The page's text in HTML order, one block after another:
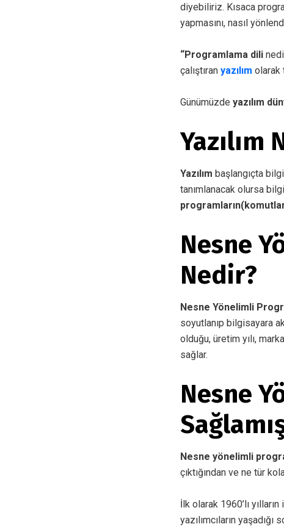
diyebiliriz. Kısaca
yapmasını, nasıl
“Programlama dili
çalıştıran yazılım olarak
Günümüzde yazılım
Yazılım
Yazılım başlangıçta
tanımlanacak olursa
Nesne
Nedir?
Nesne Yönelimli
soyutlanıp bilgisayara
olduğu, üretim yılı,
sağlar.
Nesne
Nesne yönelimli
çıktığından ve ne tür
İlk olarak 1960’lı
yazılımcıların